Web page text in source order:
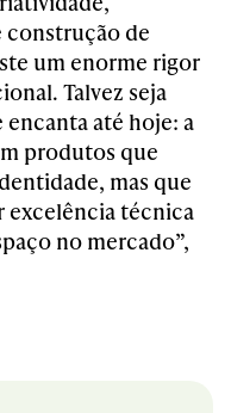
construção de
um enorme rigor
Talvez seja
encanta até hoje: a
produtos que
mas que
excelência técnica
no mercado”,